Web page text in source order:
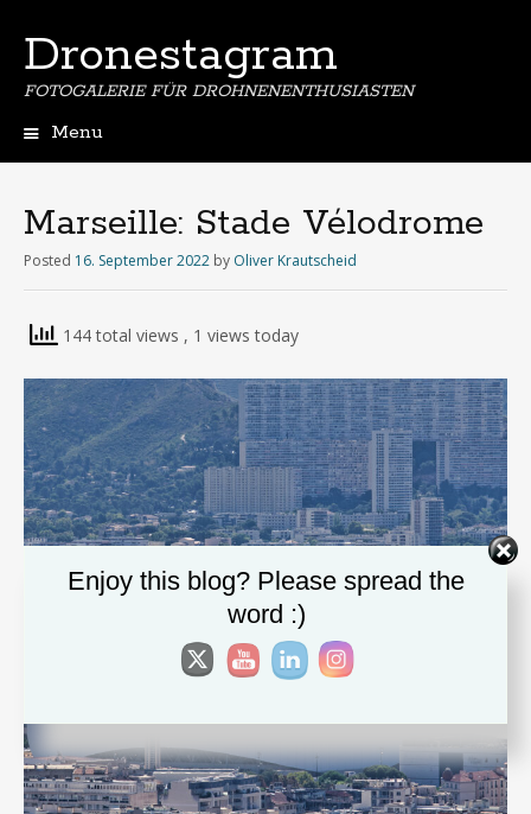
Dronestagram
FOTOGALERIE FÜR DROHNENENTHUSIASTEN
Menu
Marseille: Stade Vélodrome
Posted 16. September 2022 by Oliver Krautscheid
144 total views , 1 views today
Enjoy this blog? Please spread the
word :)